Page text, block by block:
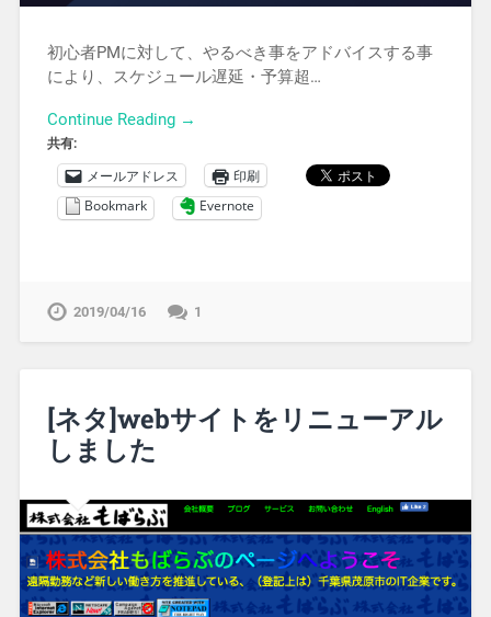
初心者PMに対して、やるべき事をアドバイスする事
により、スケジュール遅延・予算超…
Continue Reading →
共有:
メールアドレス
印刷
Bookmark
Evernote
2019/04/16 1
[ネタ]webサイトをリニューアル
しました